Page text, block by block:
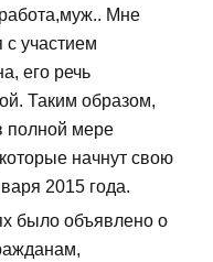
Мне
с участием
его речь
Таким образом,
полной мере
начнут свою
2015 года.
было объявлено о